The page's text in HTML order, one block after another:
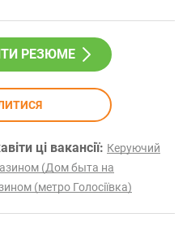
РЕЗЮМЕ
ці вакансії: Керуючий
(Дом быта на
(метро Голосіївка)